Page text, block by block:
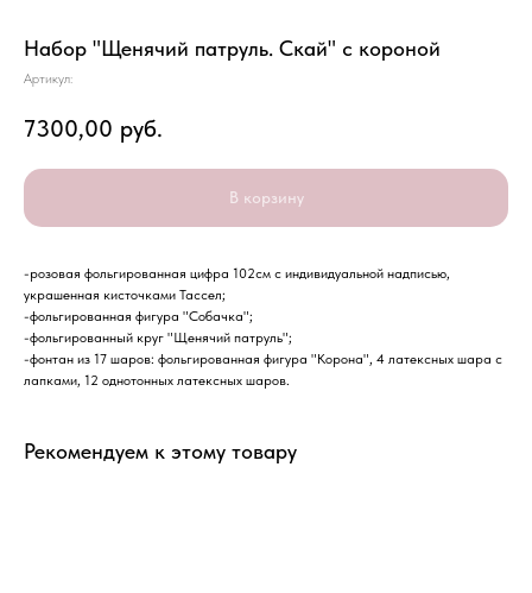
Набор "Щенячий патруль. Скай" с короной
Артикул:
7300,00 руб.
В корзину
-розовая фольгированная цифра 102см с индивидуальной надписью,
украшенная кисточками Тассел;
-фольгированная фигура "Собачка";
-фольгированный круг "Щенячий патруль";
-фонтан из 17 шаров: фольгированная фигура "Корона", 4 латексных шара с
лапками, 12 однотонных латексных шаров.
Рекомендуем к этому товару